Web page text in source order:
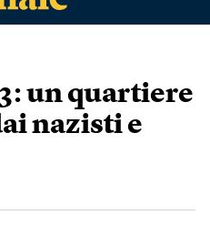
un quartiere
nazisti e